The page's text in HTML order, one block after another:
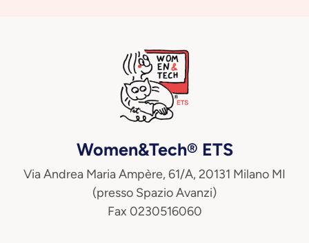
Women&Tech® ETS
Via Andrea Maria Ampère, 61/A, 20131 Milano MI
(presso Spazio Avanzi)
Fax 0230516060